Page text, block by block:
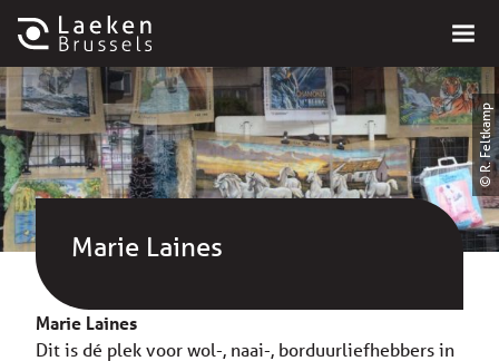
© R. Feltkamp
Marie Laines
Marie Laines
Dit is dé plek voor wol-, naai-, borduurliefhebbers in